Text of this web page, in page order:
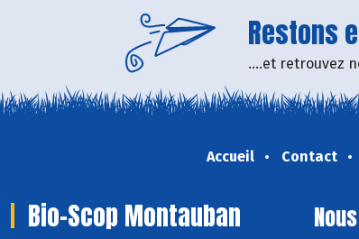
Restons
....et retrouvez
Accueil Contact
Bio-Scop Montauban